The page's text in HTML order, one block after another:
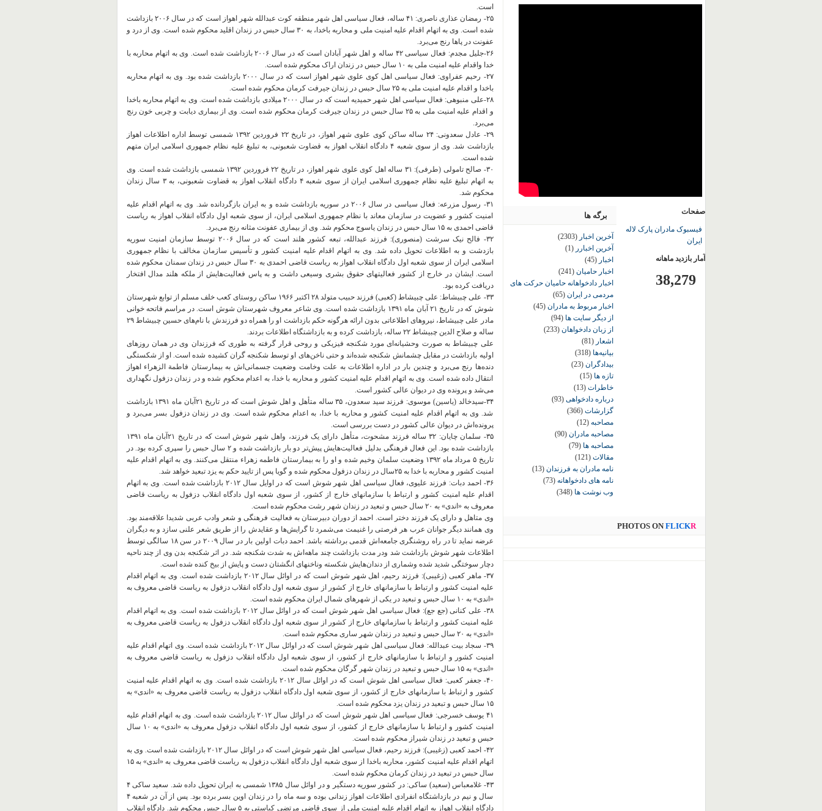
است.
٢۵- رمضان عذاری ناصری: ۴۱ ساله، فعال سیاسی اهل شهر منطقه کوت عبدالله شهر اهواز است که در سال ۲۰۰۶ بازداشت
شده است. وی به اتهام اقدام علیه امنیت ملی و محاربه باخدا، به ۳۰ سال حبس در زندان اقلید محکوم شده است. وی از درد و
عفونت در پا‌ها رنج می‌برد.
٢۶-جلیل مجدم: فعال سیاسی ۴۲ ساله و اهل شهر آبادان است که در سال ٢٠٠۶ بازداشت شده است. وی به اتهام محاربه با
خدا واقدام علیه امنیت ملی به ۱۰ سال حبس در زندان اراک محکوم شده است.
٢٧- رحیم عفراوی: فعال سیاسی اهل کوی علوی شهر اهواز است که در سال ۲۰۰۰ بازداشت شده بود. وی به اتهام محاربه
باخدا و اقدام علیه امنیت ملی به ۲۵ سال حبس در زندان جیرفت کرمان محکوم شده است.
٢٨-علی منبوهی: فعال سیاسی اهل شهر حمیدیه است که در سال ۲۰۰۰ میلادی بازداشت شده است. وی به اتهام محاربه باخدا
و اقدام علیه امنیت ملی به ۲۵ سال حبس در زندان جیرفت کرمان محکوم شده است. وی از بیماری دیابت و چربی خون رنج
می‌برد.
٢٩- عادل سعدونی: ۲۴ ساله ساکن کوی علوی شهر اهواز، در تاریخ ٢٢ فروردین ١٣٩٢ شمسی توسط اداره اطلاعات اهواز
بازداشت شد. وی از سوی شعبه ۴ دادگاه انقلاب اهواز به قضاوت شعبونی، به تبلیغ علیه نظام جمهوری اسلامی ایران متهم
شده است.
٣٠- صالح تامولی (طرفی): ٣١ ساله اهل کوی علوی شهر اهواز، در تاریخ ٢٢ فروردین ١٣٩٢ شمسی بازداشت شده است. وی
به اتهام تبلیغ علیه نظام جمهوری اسلامی ایران از سوی شعبه ۴ دادگاه انقلاب اهواز به قضاوت شعبونی، به ٣ سال زندان
محکوم شد.
٣١- رسول مزرعه: فعال سیاسی در سال ۲۰۰۶ در سوریه بازداشت شده و به ایران بازگردانده شد. وی به اتهام اقدام علیه
امنیت کشور و عضویت در سازمان معاند با نظام جمهوری اسلامی ایران، از سوی شعبه اول دادگاه انقلاب اهواز به ریاست
قاضی احمدی به ۱۵ سال حبس در زندان یاسوج محکوم شد. وی از بیماری عفونت مثانه رنج می‌برد.
٣٢- فالح نیک سرشت (منصوری): فرزند عبدالله، تبعه کشور هلند است که در سال ٢٠٠۶ توسط سازمان امنیت سوریه
بازدشت و به اطلاعات تحویل داده شد. وی به اتهام اقدام علیه امنیت کشور و تأسیس سازمان مخالف با نظام جمهوری
اسلامی ایران از سوی شعبه اول دادگاه انقلاب اهواز به ریاست قاضی احمدی به ٣٠ سال حبس در زندان سمنان محکوم شده
است. ایشان در خارج از کشور فعالیتهای حقوق بشری وسیعی داشت و به پاس فعالیت‌هایش از ملکه هلند مدال افتخار
دریافت کرده بود.
٣٣- علی چبیشاط: علی چبیشاط (کعبی) فرزند حبیب متولد ۲۸ اکتبر ۱۹۶۶ ساکن روستای کعب خلف مسلم از توابع شهرستان
شوش که در تاریخ ۲۱ آبان ماه ۱۳۹۱ بازداشت شده است. وی شاعر معروف شهرستان شوش است. در مراسم فاتحه خوانی
مادر علی چبیشاط، نیروهای اطلاعاتی بدون ارائه هرگونه حکم بازداشت او را همراه دو فرزندش با نام‌های حسین چبیشاط ۲۹
ساله و صلاح الدین چبیشاط ٢٢ ساله، بازداشت کرده و به بازداشتگاه اطلاعات بردند.
علی چبیشاط به صورت وحشیانه‌ای مورد شکنجه فیزیکی و روحی قرار گرفته به طوری که فرزندان وی در‌‌‌‌ همان روزهای
اولیه بازداشت در مقابل چشمانش شکنجه شده‌اند و حتى ناخن‌های او توسط شکنجه گران کشیده شده است. او از شکستگی
دنده‌ها رنج می‌برد و چندین بار در اداره اطلاعات به علت وخامت وضعیت جسمانی‌اش به بیمارستان فاطمة الزهراء اهواز
انتقال داده شده است. وی به اتهام اقدام علیه امنیت کشور و محاربه با خدا، به اعدام محکوم شده و در زندان دزفول نگهداری
می‌شد و پرونده وی در دیوان عالی کشور است.
٣۴-سیدخالد (یاسین) موسوی: فرزند سید سعدون، ٣۵ ساله متأهل و اهل شوش است که در تاریخ ۲۱آبان ماه ۱۳۹۱ بازداشت
شد. وی به اتهام اقدام علیه امنیت کشور و محاربه با خدا، به اعدام محکوم شده است. وی در زندان دزفول بسر می‌برد و
پرونده‌اش در دیوان عالی کشور در دست بررسی است.
٣۵- سلمان چایان: ٣٢ ساله فرزند مشحوت، متأهل دارای یک فرزند، واهل شهر شوش است که در تاریخ ۲۱آبان ماه ۱۳۹۱
بازداشت شده بود. این فعال فرهنگی بدلیل فعالیت‌هایش پیش‌تر دو بار بازداشت شده و ٢ سال حبس را سپری کرده بود. در
تاریخ ۵ مرداد ماه ۱۳۹۲ وضعیت سلمان وخیم شده و او را به بیمارستان فاطمه زهراء منتقل می‌کنند. وی به اتهام اقدام علیه
امنیت کشور و محاربه با خدا به ۲۵سال در زندان دزفول محکوم شده و گویا پس از تایید حکم به یزد تبعید خواهد شد.
٣۶- احمد دبات: فرزند علیوی، فعال سیاسی اهل شهر شوش است که در اوایل سال ۲۰۱۲ بازداشت شده است. وی به اتهام
اقدام علیه امنیت کشور و ارتباط با سازمانهای خارج از کشور، از سوی شعبه اول دادگاه انقلاب دزفول به ریاست قاضی
معروف به «اندی» به ٢٠ سال حبس و تبعید در زندان شهر رشت محکوم شده است.
وی متاهل و دارای یک فرزند دختر است. احمد از دوران دبیرستان به فعالیت فرهنگی و شعر وادب عربی شدیدا علاقه‌مند بود.
وی همانند دیگر جوانان عرب هر فرصتی را غنیمت می‌شمرد تا گرایش‌ها و عقایدش را از طریق شعر علنی سازد و به دیگران
عرضه نماید تا در راه روشنگری جامعه‌اش قدمی برداشته باشد. احمد دبات اولین بار در سال ۲۰۰۹ در سن ۱۸ سالگی توسط
اطلاعات شهر شوش بازداشت شد ودر مدت بازداشت چند ماهه‌اش به شدت شکنجه شد. در اثر شکنجه بدن وی از چند ناحیه
دچار سوختگی شدید شده وشماری از دندان‌هایش شکسته وناخنهای انگشتان دست و پایش از بیخ کنده شده است.
٣٧- ماهر کعبی (زغیبی): فرزند رحیم، اهل شهر شوش است که در اوائل سال ٢٠١٢ بازداشت شده است. وی به اتهام اقدام
علیه امنیت کشور و ارتباط با سازمانهای خارج از کشور از سوی شعبه اول دادگاه انقلاب دزفول به ریاست قاضی معروف به
«اندی» به ١٠ سال حبس و تبعید در یکی از شهرهای شمال ایران محکوم شده است.
٣٨- علی کنانی (جع جع): فعال سیاسی اهل شهر شوش است که در اوائل سال ٢٠١٢ بازداشت شده است. وی به اتهام اقدام
علیه امنیت کشور و ارتباط با سازمانهای خارج از کشور از سوی شعبه اول دادگاه انقلاب دزفول به ریاست قاضی معروف به
«اندی» به ٢٠ سال حبس و تبعید در زندان شهر ساری محکوم شده است.
٣٩- سجاد بیت عبدالله: فعال سیاسی اهل شهر شوش است که در اوائل سال ٢٠١٢ بازداشت شده است. وی اتهام اقدام علیه
امنیت کشور و ارتباط با سازمانهای خارج از کشور، از سوی شعبه اول دادگاه انقلاب دزفول به ریاست قاضی معروف به
«اندی» به ۱۵ سال حبس و تبعید در زندان شهر گرگان محکوم شده است.
۴٠- جعفر کعبی: فعال سیاسی اهل شوش است که در اوائل سال ٢٠١٢ بازداشت شده است. وی به اتهام اقدام علیه امنیت
کشور و ارتباط با سازمانهای خارج از کشور، از سوی شعبه اول دادگاه انقلاب دزفول به ریاست قاضی معروف به «اندی» به
۱۵ سال حبس و تبعید در زندان یزد محکوم شده است.
۴١ یوسف خسرجی: فعال سیاسی اهل شهر شوش است که در اوائل سال ٢٠١٢ بازداشت شده است. وی به اتهام اقدام علیه
امنیت کشور و ارتباط با سازمانهای خارج از کشور، از سوی شعبه اول دادگاه انقلاب دزفول معروف به «اندی» به ١٠ سال
حبس و تبعید در زندان شیراز محکوم شده است.
۴٢- احمد کعبی (زغیبی): فرزند رحیم، فعال سیاسی اهل شهر شوش است که در اوائل سال ٢٠١٢ بازداشت شده است. وی به
اتهام اقدام علیه امنیت کشور، محاربه باخدا از سوی شعبه اول دادگاه انقلاب دزفول به ریاست قاضی معروف به «اندی» به ۱۵
سال حبس در تبعید در زندان کرمان محکوم شده است.
۴٣- غلامعباس (سعید) ساکی: در کشور سوریه دستگیر و در اوائل سال ١٣٨۵ شمسی به ایران تحویل داده شد. سعید ساکی ۴
سال و نیم در بازداشتگاه انفرادی اطلاعات اهواز زندانی بوده و سه ماه را در زندان اوین بسر برده بود. پس از آن در شعبه ۴
دادگاه انقلاب اهواز به اتهام اقدام علیه امنیت ملی از سوی قاضی مرتضى کیاستی به ۵ سال حبس محکوم شد. دادگاه انقلاب
برگه ها
آخرین اخبار (2303)
آخرین اخبارر (1)
اخبار (45)
اخبار حامیان (241)
اخبار دادخواهانه حامیان حرکت های
مردمی در ایران (65)
اخبار مربوط به مادران (45)
از دیگر سایت ها (94)
از زبان دادخواهان (233)
اشعار (81)
بیانیه‌ها (318)
بیدادگران (23)
تازه ها (15)
خاطرات (13)
درباره دادخواهی (93)
گزارشات (366)
مصاحبه (12)
مصاحبه مادران (90)
مصاحبه ها (79)
مقالات (121)
نامه مادران به فرزندان (13)
نامه های دادخواهانه (73)
وب نوشت ها (348)
صفحات
فیسبوک مادران پارک لاله
ایران
آمار بازدید ماهانه
38,279
PHOTOS ON FLICKR